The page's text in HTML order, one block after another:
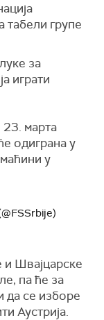
табели групе
за
играти
23. марта
одиграна у
у
и Швајцарске
па ће за
да се изборе
Аустрија.